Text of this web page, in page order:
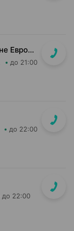
ул. Есенина, д. 76-1 (ТЦ Maximus, в м-не Евроопт Super)
до 21:00
до 22:00
до 22:00